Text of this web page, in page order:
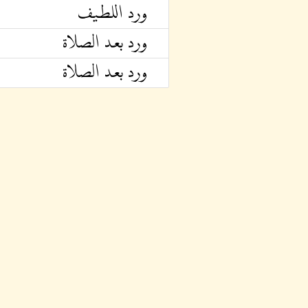
ورد اللطيف
ورد بعد الصلاة
ورد بعد الصلاة